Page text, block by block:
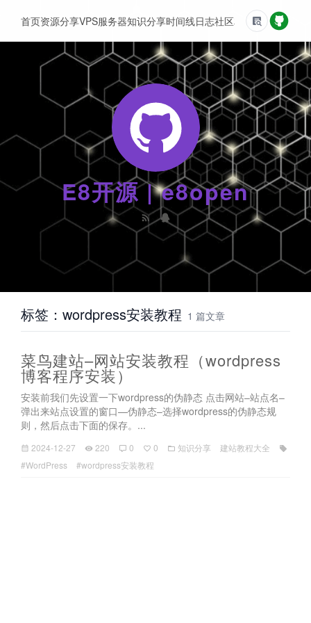
E8开源 | e8open
首页资源分享VPS服务器知识分享时间线日志社区友情链接
标签：wordpress安装教程 1 篇文章
菜鸟建站–网站安装教程（wordpress
博客程序安装）
安装前我们先设置一下wordpress的伪静态 点击网站–站点名–
弹出来站点设置的窗口—伪静态–选择wordpress的伪静态规
则，然后点击下面的保存。...
2024-12-27 220 0 0 知识分享
建站教程大全
#WordPress
#wordpress安装教程